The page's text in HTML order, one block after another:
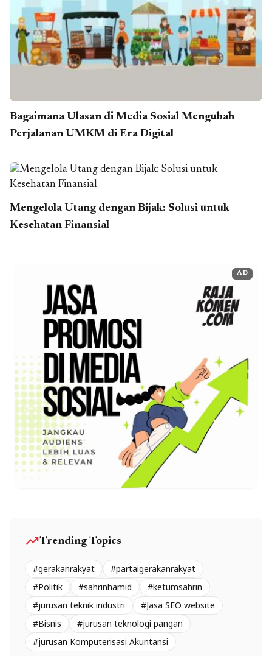
Bagaimana Ulasan di Media Sosial Mengubah
Perjalanan UMKM di Era Digital
Mengelola Utang dengan Bijak: Solusi untuk
Kesehatan Finansial
AD
trending_upTrending Topics
#gerakanrakyat
#partaigerakanrakyat
#Politik
#sahrinhamid
#ketumsahrin
#jurusan teknik industri
#Jasa SEO website
#Bisnis
#jurusan teknologi pangan
#jurusan Komputerisasi Akuntansi